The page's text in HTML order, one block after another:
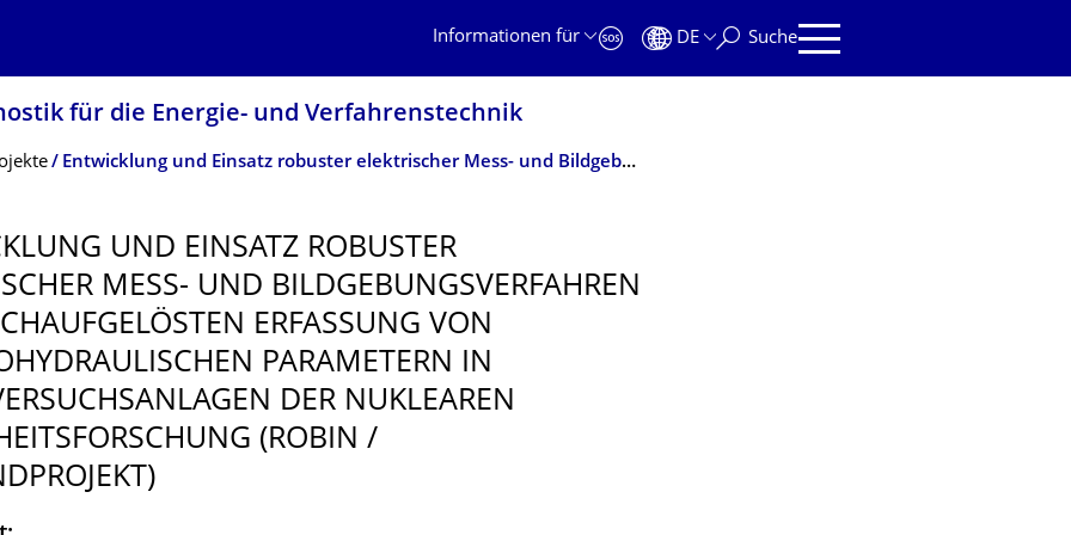
Informationen für
DE Suche
für die Energie- und Verfahrenstechnik
Entwicklung und Einsatz robuster elektrischer Mess- und Bildgebungsverfahren zur hochaufgelösten Erfassung von thermohydraulischen Parametern in Großversuchsanlagen der nuklearen Sicherheitsforschung (ROBIN / Verbundprojekt)
UND EINSATZ ROBUSTER
MESS- UND BILDGEBUNGSVER­FAHREN
ERFASSUNG VON
PARAMETERN IN
DER NUKLEAREN S
(ROBIN / V